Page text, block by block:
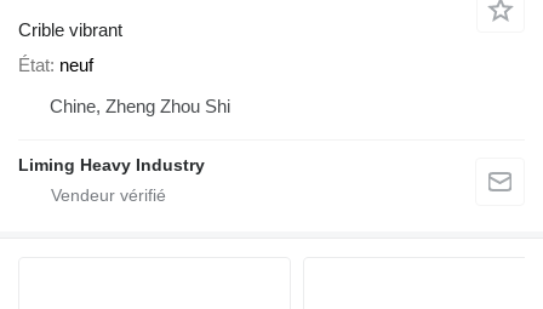
Crible vibrant
État neuf
Chine, Zheng Zhou Shi
Liming Heavy Industry